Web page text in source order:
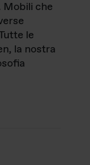
Mobili che
le
la nostra